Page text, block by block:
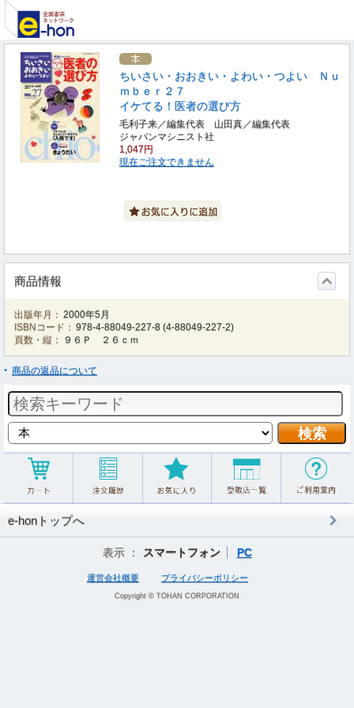
ちいさい・おおきい・よわい・つよい Ｎｕ
ｍｂｅｒ２７
イケてる！医者の選び方
毛利子来／編集代表 山田真／編集代表
ジャパンマシニスト社
1,047円
現在ご注文できません
商品情報
出版年月： 2000年5月
ISBNコード： 978-4-88049-227-8 (4-88049-227-2)
頁数・縦：
９６Ｐ ２６ｃｍ
商品の返品について
e-honトップへ
表示 ： スマートフォン PC
運営会社概要 プライバシーポリシー
Copyright © TOHAN CORPORATION